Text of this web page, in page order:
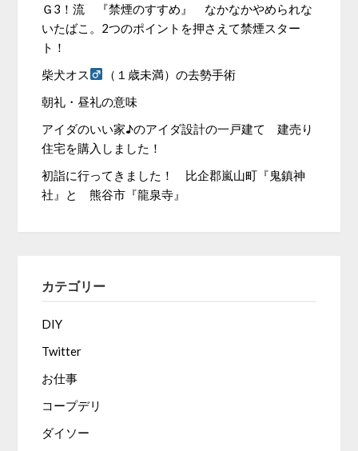
Ｇ3！流 『禁煙のすすめ』 なかなかやめられな
いたばこ。2つのポイントを押さえて禁煙スター
ト！
柴犬オス
（１歳未満）の去勢手術
朝礼・昼礼の意味
アイダのいい家♪のアイダ設計の一戸建て 建売り
住宅を購入しました！
初詣に行ってきました！ 比企郡嵐山町『鬼鎮神
社』と 熊谷市『龍泉寺』
カテゴリー
DIY
Twitter
お仕事
コープデリ
ダイソー